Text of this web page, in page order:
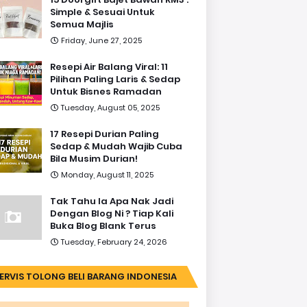
Simple & Sesuai Untuk
Semua Majlis
Friday, June 27, 2025
Resepi Air Balang Viral: 11
Pilihan Paling Laris & Sedap
Untuk Bisnes Ramadan
Tuesday, August 05, 2025
17 Resepi Durian Paling
Sedap & Mudah Wajib Cuba
Bila Musim Durian!
Monday, August 11, 2025
Tak Tahu la Apa Nak Jadi
Dengan Blog Ni ? Tiap Kali
Buka Blog Blank Terus
Tuesday, February 24, 2026
TOLONG BELI BARANG INDONESIA